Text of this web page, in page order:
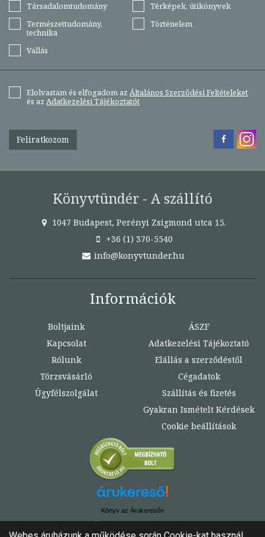
Társadalomtudomány
Térképek, útikönyvek
Természettudomány,
technika
Történelem
Vallás
Elolvastam és elfogadom az Általános Szerződési Feltételeket
és az Adatkezelési Tájékoztatót
Feliratkozom
Könyvtündér - A szállító
1047 Budapest, Perényi Zsigmond utca 15.
+36 (1) 370-5540
info@konyvtunder.hu
Információk
Boltjaink
Kapcsolat
Rólunk
Törzsvásárló
Ügyfélszolgálat
ÁSZF
Adatkezelési Tájékoztató
Elállás a szerződéstől
Cégadatok
Szállítás és fizetés
Gyakran Ismételt Kérdések
Cookie beállítások
Könyv az Árukeresőn